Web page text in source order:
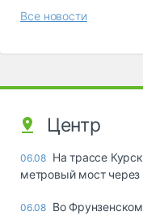
Все новости
Центр
06.08 На трассе
метровый мост через
06.08 Во